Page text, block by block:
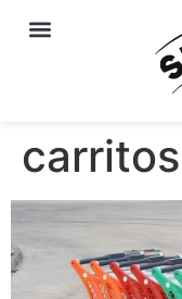
carritos